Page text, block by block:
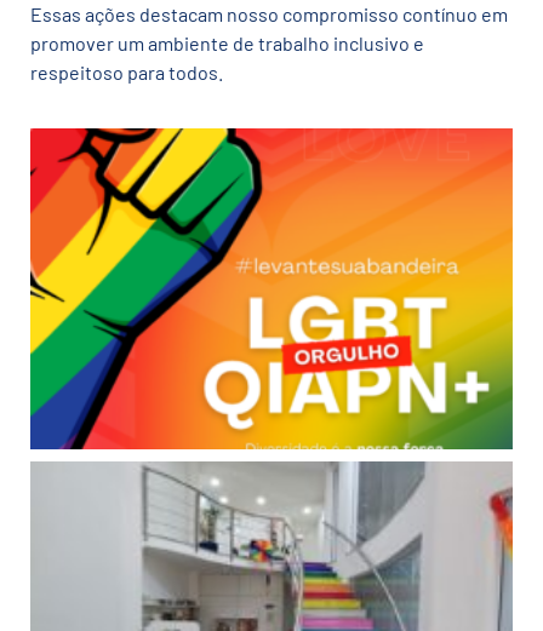
Essas ações destacam nosso compromisso contínuo em
promover um ambiente de trabalho inclusivo e
respeitoso para todos.